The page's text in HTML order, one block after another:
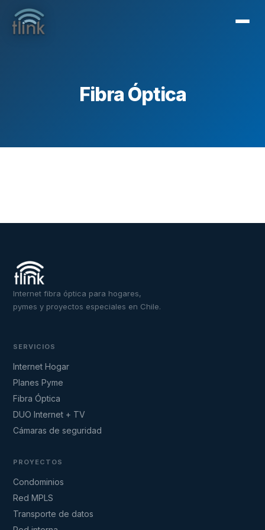
Fibra Óptica
Internet fibra óptica para hogares,
pymes y proyectos especiales en Chile.
SERVICIOS
Internet Hogar
Planes Pyme
Fibra Óptica
DUO Internet + TV
Cámaras de seguridad
PROYECTOS
Condominios
Red MPLS
Transporte de datos